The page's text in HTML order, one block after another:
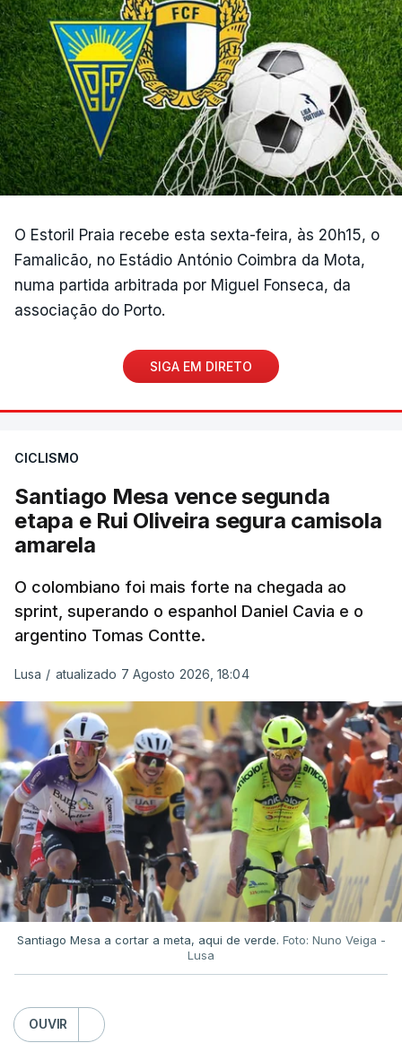
O Estoril Praia recebe esta sexta-feira, às 20h15, o
Famalicão, no Estádio António Coimbra da Mota,
numa partida arbitrada por Miguel Fonseca, da
associação do Porto.
SIGA EM DIRETO
CICLISMO
Santiago Mesa vence segunda
etapa e Rui Oliveira segura camisola
amarela
O colombiano foi mais forte na chegada ao
sprint, superando o espanhol Daniel Cavia e o
argentino Tomas Contte.
Lusa / atualizado 7 Agosto 2026, 18:04
Santiago Mesa a cortar a meta, aqui de verde. Foto: Nuno Veiga -
Lusa
OUVIR